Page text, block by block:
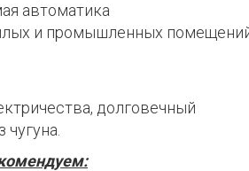
автоматика
и промышленных
долговечный